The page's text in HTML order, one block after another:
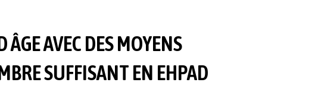
AVEC DES MOYENS
SUFFISANT EN EHPAD